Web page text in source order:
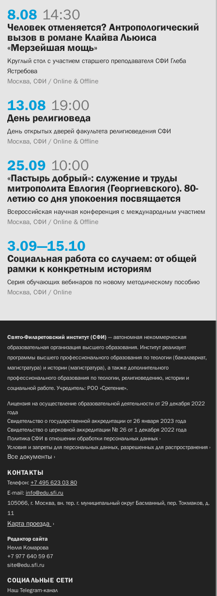
8.08 14:30
Человек отменяется? Антропологический
вызов в романе Клайва Льюиса
«Мерзейшая мощь»
Круглый стол с участием старшего преподавателя СФИ Глеба
Ястребова
Москва, СФИ / Online & Offline
13.08 19:00
День религиоведа
День открытых дверей факультета религиоведения СФИ
Москва, СФИ / Online & Offline
25.09 10:00
«Пастырь добрый»: служение и труды
митрополита Евлогия (Георгиевского). 80-
летию со дня упокоения посвящается
Всероссийская научная конференция с международным участием
Москва, СФИ / Online & Offline
3.09—15.10
Социальная работа со случаем: от общей
рамки к конкретным историям
Серия обучающих вебинаров по новому методическому пособию
Москва, СФИ / Online
Свято-Филаретовский институт (СФИ) — автономная некоммерческая
образовательная организация высшего образования. Институт реализует
программы высшего профессионального образования по теологии (бакалавриат,
магистратура) и истории (магистратура), а также дополнительного
профессионального образования по теологии, религиоведению, истории и
социальной работе. Учредитель: РОО «Сретение».
Лицензия на осуществление образовательной деятельности от 29 декабря 2022
года
Свидетельство о государственной аккредитации от 26 января 2023 года
Свидетельство о церковной аккредитации № 26 от 1 декабря 2022 года
Политика СФИ в отношении обработки персональных данных
Условия и запреты для персональных данных, разрешенных для распространения
Все документы
КОНТАКТЫ
Телефон: +7 495 623 03 80
E-mail: info@edu.sfi.ru
105066, г. Москва, вн. тер. г. муниципальный округ Басманный, пер. Токмаков, д.
11
Карта проезда
Редактор сайта
Нелля Комарова
+7 977 640 59 67
site@edu.sfi.ru
СОЦИАЛЬНЫЕ СЕТИ
Наш Telegram-канал